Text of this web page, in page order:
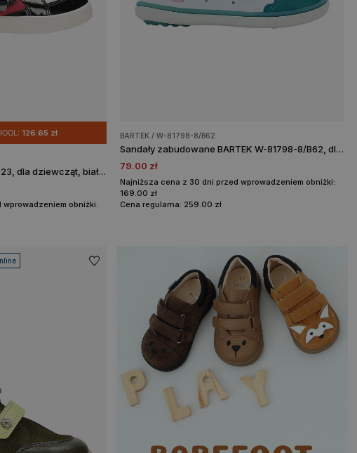
126.65 zł
Sneakers BARTEK 27414-023, dla dziewcząt, biało-czarny
obniżki:
BARTEK / W-81798-8/B62
Sandały zabudowane BARTEK W-81798-8/B62, dla dziewcząt, biało-turkusowy
79.00 zł
Najniższa cena z 30 dni przed wprowadzeniem obniżki:
169.00 zł
Cena regularna: 259.00 zł